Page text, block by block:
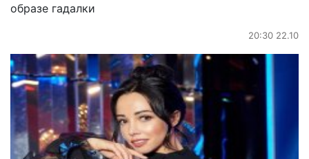
образе гадалки
20:30 22.10